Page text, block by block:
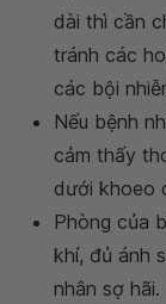
dài thì cần
tránh các
các bội
Nếu bệnh
cảm thấy
dưới khoeo
Phòng của
khí, đủ ánh
nhân sợ hãi.